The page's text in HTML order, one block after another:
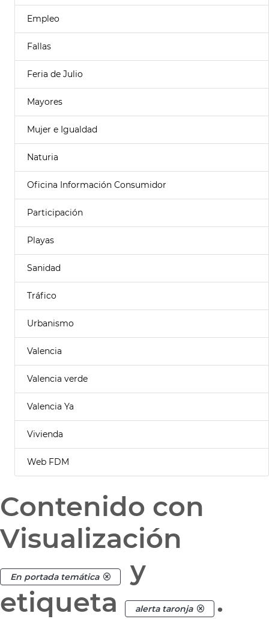
Empleo
Fallas
Feria de Julio
Mayores
Mujer e Igualdad
Naturia
Oficina Información Consumidor
Participación
Playas
Sanidad
Tráfico
Urbanismo
Valencia
Valencia verde
Valencia Ya
Vivienda
Web FDM
Contenido con
Visualización
En portada temática
y
etiqueta
alerta taronja .